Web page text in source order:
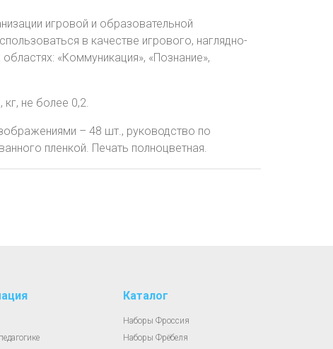
игровой и образовательной
в качестве игрового, наглядно-
«Коммуникация», «Познание»,
не более 0,2.
– 48 шт., руководство по
пленкой. Печать полноцветная.
Каталог
Наборы Фроссия
Наборы Фрёбеля